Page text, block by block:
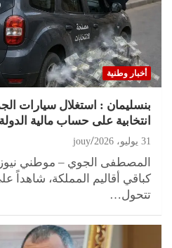
أخبار وطنية
بنسليمان : استغلال سيارات
انتخابية على حساب مالية الدولة
31 يوليو، 2026 jouy
المصطفى الجوي – موطني نيوز
كباقي أقاليم المملكة، شاهداً
تتحول…